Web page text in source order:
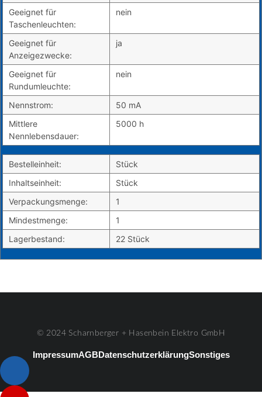
Geeignet für
Taschenleuchten:
nein
Geeignet für
Anzeigezwecke:
ja
Geeignet für
Rundumleuchte:
nein
Nennstrom:
50 mA
Mittlere
Nennlebensdauer:
5000 h
Bestelleinheit:
Stück
Inhaltseinheit:
Stück
Verpackungsmenge:
1
Mindestmenge:
1
Lagerbestand:
22 Stück
© 2024 Scharnberger + Hasenbein Elektro GmbH
ImpressumAGBDatenschutzerklärungSonstiges